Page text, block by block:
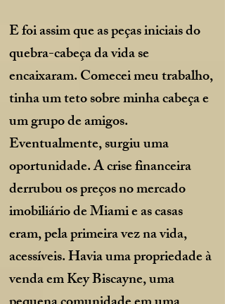
E foi assim que as peças iniciais do
quebra-cabeça da vida se
encaixaram. Comecei meu trabalho,
tinha um teto sobre minha cabeça e
um grupo de amigos.
Eventualmente, surgiu uma
oportunidade. A crise financeira
derrubou os preços no mercado
imobiliário de Miami e as casas
eram, pela primeira vez na vida,
acessíveis. Havia uma propriedade à
venda em Key Biscayne, uma